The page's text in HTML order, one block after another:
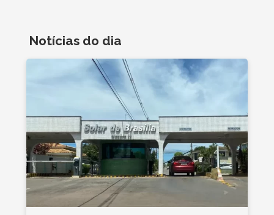
Notícias do dia